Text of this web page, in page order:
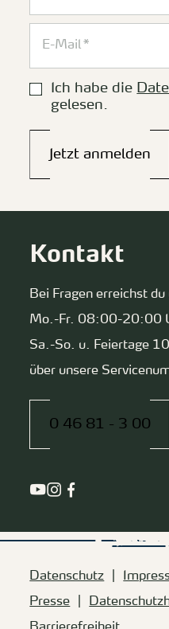
Ich habe die
gelesen.
Jetzt anmelden
Kontakt
Bei Fragen erreichst du
Mo.-Fr. 08:00-20:00
Sa.-So. u. Feiertage
über unsere
0 46 81 - 3 00
Datenschutz
Presse